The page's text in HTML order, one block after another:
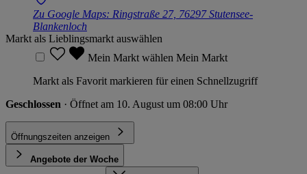
Zu Google Maps: Ringstraße 27, 76297 Stutensee-
Blankenloch
Markt als Lieblingsmarkt auswählen
Mein Markt wählen Mein Markt
Markt als Favorit markieren für einen Schnellzugriff
Geschlossen · Öffnet am 10. August um 08:00 Uhr
Öffnungszeiten anzeigen
Angebote der Woche